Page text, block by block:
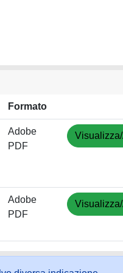
Formato
Adobe
PDF
Adobe
PDF